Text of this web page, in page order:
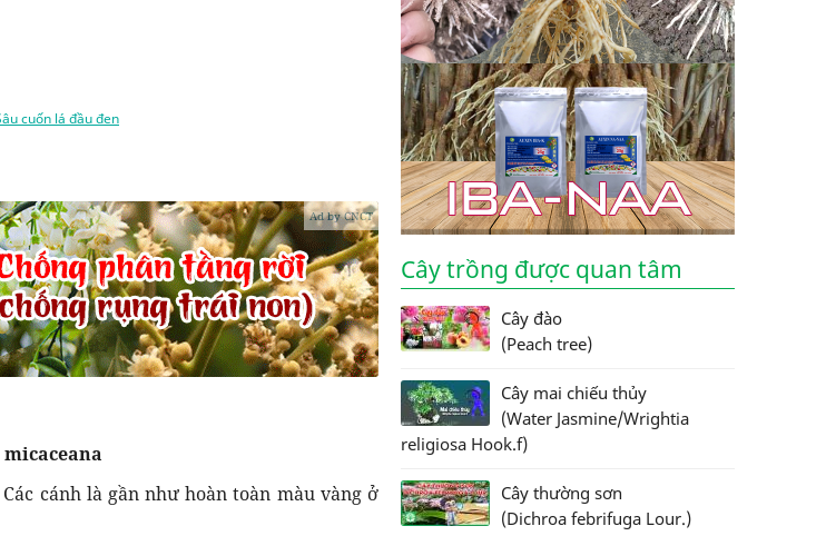
cuốn lá đầu đen
Ad by CNCT
cánh là gần như hoàn toàn màu vàng ở
Cây trồng được quan tâm
Cây đào
(Peach tree)
Cây mai chiếu thủy
(Water Jasmine/Wrightia
religiosa Hook.f)
Cây thường sơn
(Dichroa febrifuga Lour.)